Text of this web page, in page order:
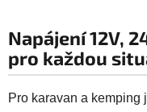
Napájení 12V,
pro každou
Pro karavan a